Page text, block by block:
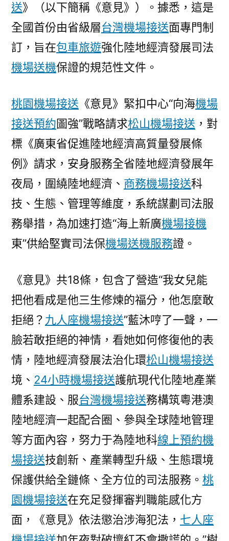
東”
建
設〉
送》（以下簡稱《意見》）。據悉，這是
全國首份由省級層台灣機場接送面專門制
訂，旨在包車旅遊強化陸地經濟發展司法
機場送機保證的規范性文件。
桃園機場接送 《意見》緊扣中心“向海機場
接送預約圖強”戰略請求松山機場接送 ，對
標《廣東省促進陸地經濟高質量發展條
例》請求，安身服務全省陸地經濟發展年
夜局，圍繞陸地經濟、 商務機場接送科
技、生態、管理等維度，系統謀劃司法服
務舉措，為加速打造“海上新廣機場接機
東”供給堅實司法保機場送機服務證。
《意見》共18條，包含了營造“我女兒能
把他看成是他三生修煉的福分，他怎麼敢
拒絕？ 九人座機場接送”藍沐哼了一聲，一
臉若敢拒絕的神情，看她如何修復他的表
情，陸地經濟發展法治化環松山機場接送
境、 24小時機場接送護航現代化陸地產業
體系建設、服台灣機場接送務構筑粵港澳
陸地經濟一起配合圈、參與全球陸地管理
等方面內容，努力于為陸地科線上預約機
場接送技創新、產業轉型升級、生態環境
保護供給全鏈條、全方位的司法服務。 桃
園機場接送在充足發揮審判職能感化方
面，《意見》依法懲治涉海犯法， 七人座